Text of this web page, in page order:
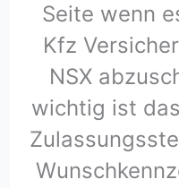
Seite wenn
Kfz
NSX
wichtig ist